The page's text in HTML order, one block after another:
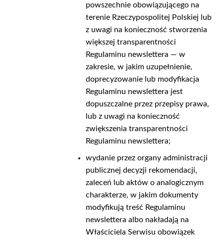
powszechnie obowiązującego na
terenie Rzeczypospolitej Polskiej lub
z uwagi na konieczność stworzenia
większej transparentności
Regulaminu newslettera — w
zakresie, w jakim uzupełnienie,
doprecyzowanie lub modyfikacja
Regulaminu newslettera jest
dopuszczalne przez przepisy prawa,
lub z uwagi na konieczność
zwiększenia transparentności
Regulaminu newslettera;
wydanie przez organy administracji
publicznej decyzji rekomendacji,
zaleceń lub aktów o analogicznym
charakterze, w jakim dokumenty
modyfikują treść Regulaminu
newslettera albo nakładają na
Właściciela Serwisu obowiązek